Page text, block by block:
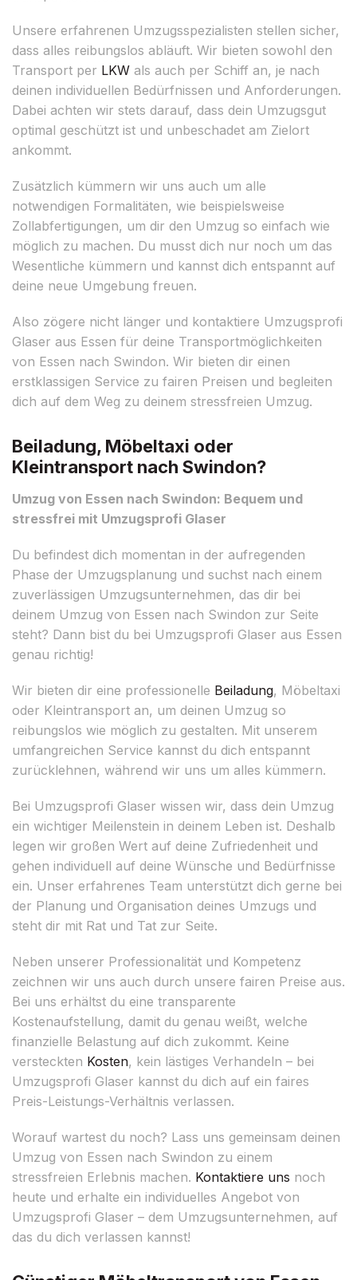
Unsere erfahrenen Umzugsspezialisten stellen sicher,
dass alles reibungslos abläuft. Wir bieten sowohl den
Transport per LKW als auch per Schiff an, je nach
deinen individuellen Bedürfnissen und Anforderungen.
Dabei achten wir stets darauf, dass dein Umzugsgut
optimal geschützt ist und unbeschadet am Zielort
ankommt.
Zusätzlich kümmern wir uns auch um alle
notwendigen Formalitäten, wie beispielsweise
Zollabfertigungen, um dir den Umzug so einfach wie
möglich zu machen. Du musst dich nur noch um das
Wesentliche kümmern und kannst dich entspannt auf
deine neue Umgebung freuen.
Also zögere nicht länger und kontaktiere Umzugsprofi
Glaser aus Essen für deine Transportmöglichkeiten
von Essen nach Swindon. Wir bieten dir einen
erstklassigen Service zu fairen Preisen und begleiten
dich auf dem Weg zu deinem stressfreien Umzug.
Beiladung, Möbeltaxi oder
Kleintransport nach Swindon?
Umzug von Essen nach Swindon: Bequem und
stressfrei mit Umzugsprofi Glaser
Du befindest dich momentan in der aufregenden
Phase der Umzugsplanung und suchst nach einem
zuverlässigen Umzugsunternehmen, das dir bei
deinem Umzug von Essen nach Swindon zur Seite
steht? Dann bist du bei Umzugsprofi Glaser aus Essen
genau richtig!
Wir bieten dir eine professionelle Beiladung, Möbeltaxi
oder Kleintransport an, um deinen Umzug so
reibungslos wie möglich zu gestalten. Mit unserem
umfangreichen Service kannst du dich entspannt
zurücklehnen, während wir uns um alles kümmern.
Bei Umzugsprofi Glaser wissen wir, dass dein Umzug
ein wichtiger Meilenstein in deinem Leben ist. Deshalb
legen wir großen Wert auf deine Zufriedenheit und
gehen individuell auf deine Wünsche und Bedürfnisse
ein. Unser erfahrenes Team unterstützt dich gerne bei
der Planung und Organisation deines Umzugs und
steht dir mit Rat und Tat zur Seite.
Neben unserer Professionalität und Kompetenz
zeichnen wir uns auch durch unsere fairen Preise aus.
Bei uns erhältst du eine transparente
Kostenaufstellung, damit du genau weißt, welche
finanzielle Belastung auf dich zukommt. Keine
versteckten Kosten, kein lästiges Verhandeln – bei
Umzugsprofi Glaser kannst du dich auf ein faires
Preis-Leistungs-Verhältnis verlassen.
Worauf wartest du noch? Lass uns gemeinsam deinen
Umzug von Essen nach Swindon zu einem
stressfreien Erlebnis machen. Kontaktiere uns noch
heute und erhalte ein individuelles Angebot von
Umzugsprofi Glaser – dem Umzugsunternehmen, auf
das du dich verlassen kannst!